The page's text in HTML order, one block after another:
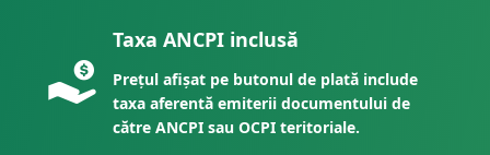
Taxa ANCPI inclusă
Prețul afișat pe butonul de plată include
taxa aferentă emiterii documentului de
către ANCPI sau OCPI teritoriale.